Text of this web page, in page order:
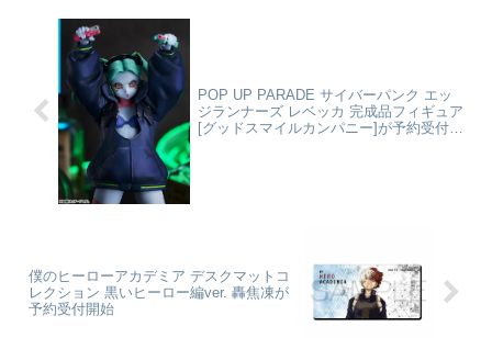
会colleizeで探す
POP UP PARADE サイバーパンク エッ
ジランナーズ レベッカ 完成品フィギュア
[グッドスマイルカンパニー]が予約受付開
僕のヒーローアカデミア デスクマットコ
レクション 黒いヒーロー編ver. 轟焦凍が
予約受付開始